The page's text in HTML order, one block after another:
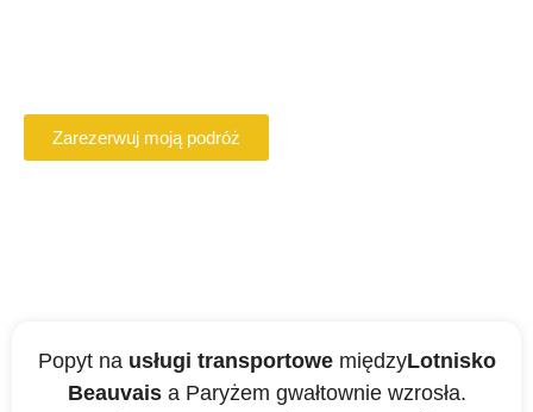
Zarezerwuj moją podróż
Popyt na usługi transportowemiędzyLotnisko
Beauvaisa Paryżem gwałtownie wzrosła.